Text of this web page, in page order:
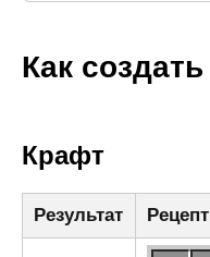
Как создать
Крафт
Результат Рецепт